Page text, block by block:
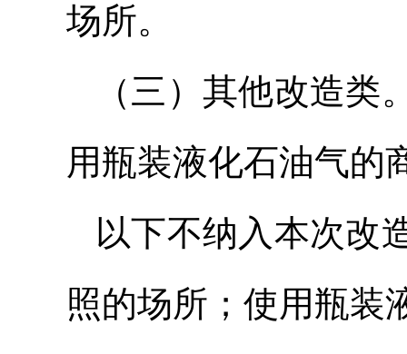
场所。
（三）其他改造
用瓶装液化石油气的
以下不纳入本次改
照的场所；使用瓶装